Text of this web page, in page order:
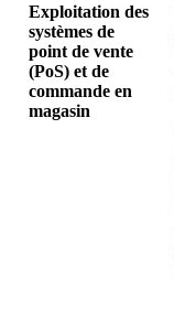
Exploitation des
systèmes de
point de vente
(PoS) et de
commande en
magasin